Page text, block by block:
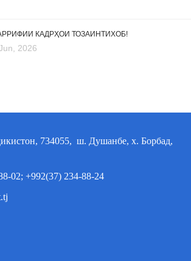
КАДРҲОИ ТОЗАИНТИХОБ!
2026
734055, ш. Душанбе, х. Борбад,
02; +992(37) 234-88-24